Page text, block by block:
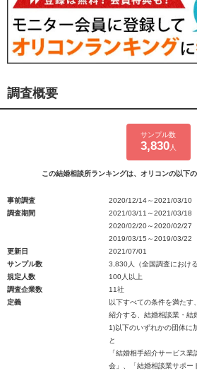
調査概要
サンプル数
3,830人
この結婚相談所ランキングは、オリコンの以下
事前調査
2020/12/14～2021/03/10
調査期間
2021/03/11～2021/03/18
2020/02/20～2020/02/27
2019/03/15～2019/03/22
更新日
2021/07/01
サンプル数
3,830人（全国調査におけ
規定人数
100人以上
調査企業数
11社
定義
以下すべての条件を満たす
紹介する、結婚相談業・結
1)以下のいずれかの団体に
と
「結婚相手紹介サービス
会」、「結婚相談業サポー